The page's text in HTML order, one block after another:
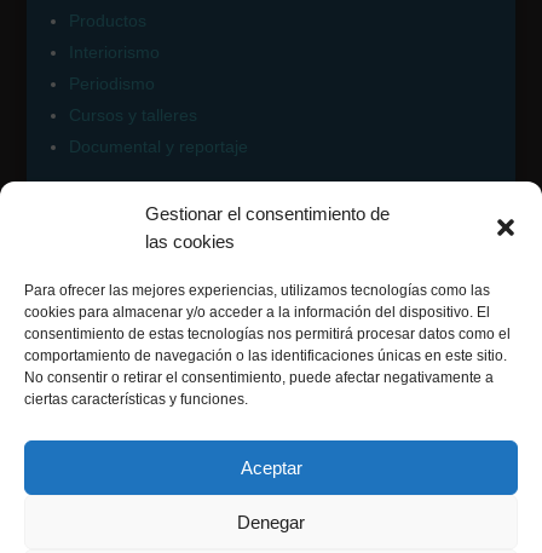
Gestionar el consentimiento de
las cookies
Para ofrecer las mejores experiencias, utilizamos tecnologías como las
cookies para almacenar y/o acceder a la información del dispositivo. El
consentimiento de estas tecnologías nos permitirá procesar datos como el
comportamiento de navegación o las identificaciones únicas en este sitio.
No consentir o retirar el consentimiento, puede afectar negativamente a
ciertas características y funciones.
Aceptar
Denegar
Productos
Interiorismo
Periodismo
Cursos y talleres
Documental y reportaje
Contacto Fotomatiz
Síguenos en: